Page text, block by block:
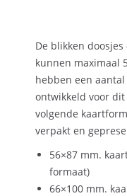
De blikken
kunnen maximaal
hebben een aantal
ontwikkeld voor
volgende
verpakt en
56×87 mm.
formaat)
66×100 mm.